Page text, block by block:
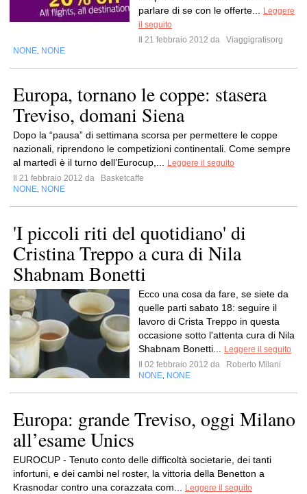
parlare di se con le offerte...
Leggere
il seguito
Il 21 febbraio 2012 da
Viaggigratisorg
NONE NONE
Europa, tornano le coppe: stasera
Treviso, domani Siena
Dopo la “pausa” di settimana scorsa per permettere le coppe
nazionali, riprendono le competizioni continentali. Come sempre
al martedì è il turno dell’Eurocup,...
Leggere il seguito
Il 21 febbraio 2012 da
Basketcaffe
NONE NONE
'I piccoli riti del quotidiano' di
Cristina Treppo a cura di Nila
Shabnam Bonetti
Ecco una cosa da fare, se siete da
quelle parti sabato 18: seguire il
lavoro di Crista Treppo in questa
occasione sotto l'attenta cura di Nila
Shabnam Bonetti...
Leggere il seguito
Il 02 febbraio 2012 da
Roberto Milani
NONE NONE
Europa: grande Treviso, oggi Milano
all’esame Unics
EUROCUP - Tenuto conto delle difficoltà societarie, dei tanti
infortuni, e dei cambi nel roster, la vittoria della Benetton a
Krasnodar contro una corazzata com...
Leggere il seguito